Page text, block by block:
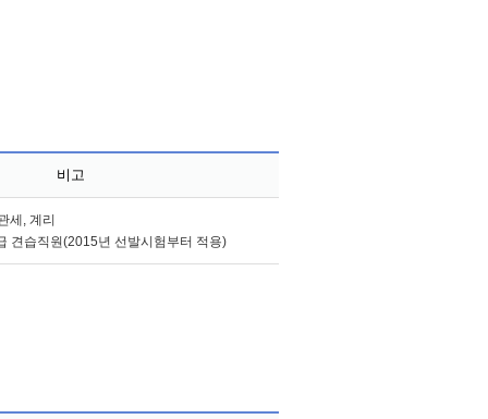
비고
세, 계리
견습직원(2015년 선발시험부터 적용)